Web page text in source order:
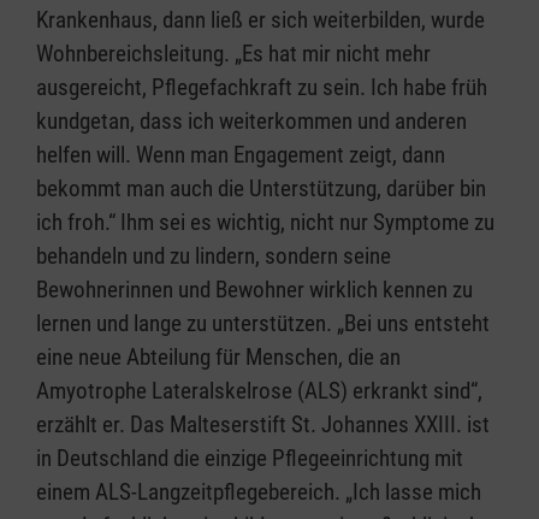
Krankenhaus, dann ließ er sich weiterbilden, wurde
Wohnbereichsleitung. „Es hat mir nicht mehr
ausgereicht, Pflegefachkraft zu sein. Ich habe früh
kundgetan, dass ich weiterkommen und anderen
helfen will. Wenn man Engagement zeigt, dann
bekommt man auch die Unterstützung, darüber bin
ich froh.“ Ihm sei es wichtig, nicht nur Symptome zu
behandeln und zu lindern, sondern seine
Bewohnerinnen und Bewohner wirklich kennen zu
lernen und lange zu unterstützen. „Bei uns entsteht
eine neue Abteilung für Menschen, die an
Amyotrophe Lateralskelrose (ALS) erkrankt sind“,
erzählt er. Das Malteserstift St. Johannes XXIII. ist
in Deutschland die einzige Pflegeeinrichtung mit
einem ALS-Langzeitpflegebereich. „Ich lasse mich